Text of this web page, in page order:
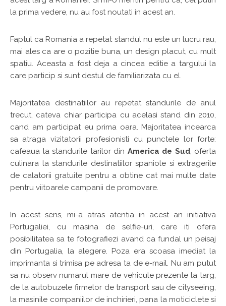
la prima vedere, nu au fost noutati in acest an.
Faptul ca Romania a repetat standul nu este un lucru rau,
mai ales ca are o pozitie buna, un design placut, cu mult
spatiu. Aceasta a fost deja a cincea editie a targului la
care particip si sunt destul de familiarizata cu el.
Majoritatea destinatiilor au repetat standurile de anul
trecut, cateva chiar participa cu acelasi stand din 2010,
cand am participat eu prima oara. Majoritatea incearca
sa atraga vizitatorii profesionisti cu punctele lor forte:
cafeaua la standurile tarilor din America de Sud, oferta
culinara la standurile destinatiilor spaniole si extragerile
de calatorii gratuite pentru a obtine cat mai multe date
pentru viitoarele campanii de promovare.
In acest sens, mi-a atras atentia in acest an initiativa
Portugaliei, cu masina de selfie-uri, care iti ofera
posibilitatea sa te fotografiezi avand ca fundal un peisaj
din Portugalia, la alegere. Poza era scoasa imediat la
imprimanta si trimisa pe adresa ta de e-mail. Nu am putut
sa nu observ numarul mare de vehicule prezente la targ,
de la autobuzele firmelor de transport sau de cityseeing,
la masinile companiilor de inchirieri, pana la moticiclete si